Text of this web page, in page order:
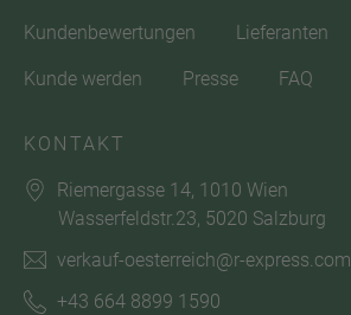
Kundenbewertungen Lieferanten
Kunde werden Presse FAQ
KONTAKT
Riemergasse 14, 1010 Wien
Wasserfeldstr.23, 5020 Salzburg
verkauf-oesterreich@r-express.com
+43 664 8899 1590